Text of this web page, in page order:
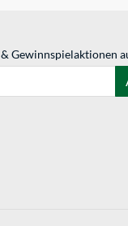
Gewinnspielaktionen